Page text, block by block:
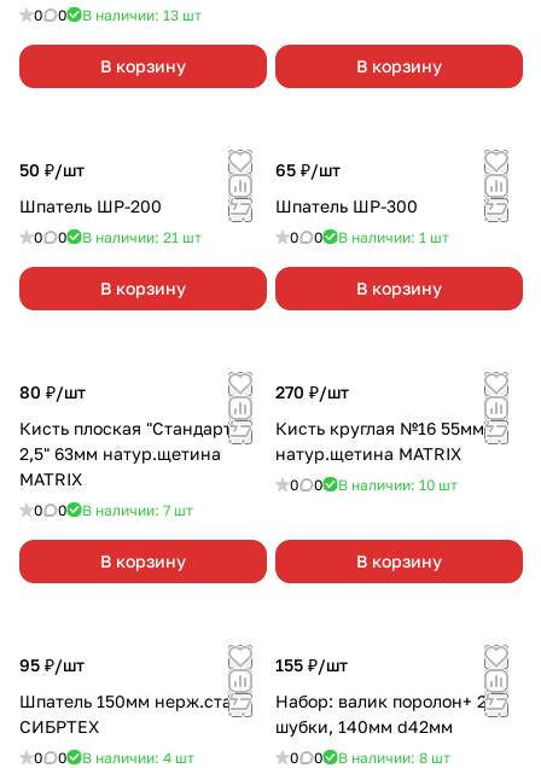
0 0 В наличии: 13 шт
В корзину В корзину
50 ₽/шт
Шпатель ШР-200
0 0 В наличии: 21 шт
В корзину
65 ₽/шт
Шпатель ШР-300
0 0 В наличии: 1 шт
В корзину
80 ₽/шт
Кисть плоская "Стандарт"
2,5" 63мм натур.щетина
MATRIX
0 0 В наличии: 7 шт
В корзину
270 ₽/шт
Кисть круглая №16 55мм
натур.щетина MATRIX
0 0 В наличии: 10 шт
В корзину
95 ₽/шт
Шпатель 150мм нерж.сталь
СИБРТЕХ
0 0 В наличии: 4 шт
155 ₽/шт
Набор: валик поролон+ 2
шубки, 140мм d42мм
0 0 В наличии: 8 шт